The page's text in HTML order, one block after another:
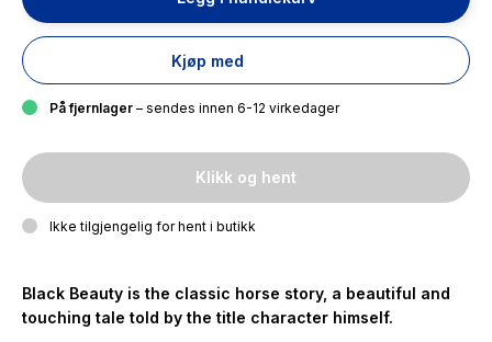
Kjøp med
På fjernlager – sendes innen 6-12 virkedager
Klikk og hent
Ikke tilgjengelig for hent i butikk
Black Beauty is the classic horse story, a beautiful and
touching tale told by the title character himself.